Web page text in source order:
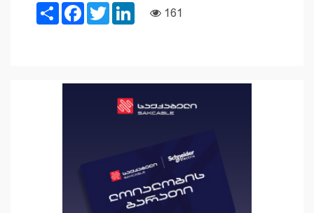
ShareFacebook
TwitterLinkedIn
161